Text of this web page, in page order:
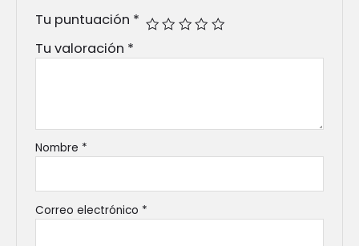
Tu puntuación *
Tu valoración *
Nombre *
Correo electrónico *